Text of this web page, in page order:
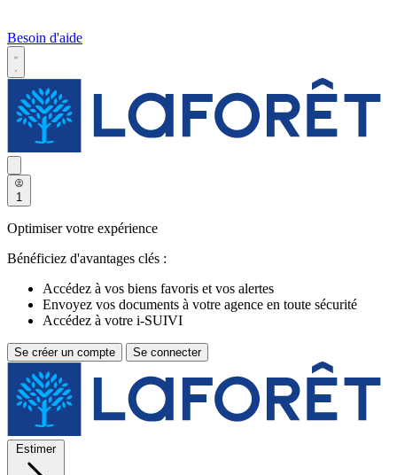
Besoin d'aide
1
Optimiser votre expérience
Bénéficiez d'avantages clés :
Accédez à vos biens favoris et vos alertes
Envoyez vos documents à votre agence en toute sécurité
Accédez à votre i-SUIVI
Se créer un compte Se connecter
Estimer